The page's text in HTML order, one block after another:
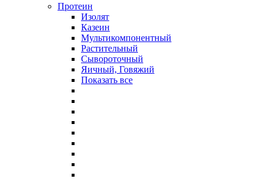
Протеин
Изолят
Казеин
Мультикомпонентный
Растительный
Сывороточный
Яичный, Говяжий
Показать все